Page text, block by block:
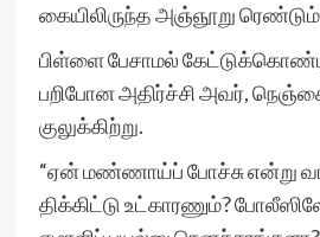
கையிலிருந்த அஞ்ஞூறு
பிள்ளை பேசாமல்
பறிபோன அதிர்ச்சி அவர், நெஞ்சை
குலுக்கிற்று.
“ஏன் மண்ணாய்ப் போச்சு என்று
திக்கிட்டு உட்காரணும்?